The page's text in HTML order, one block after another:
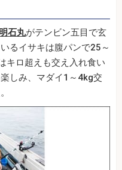
明石丸がテンビン五目で玄
るイサキは腹パンで25～
キロ超えも交え入れ食い
しみ、マダイ1～4kg交